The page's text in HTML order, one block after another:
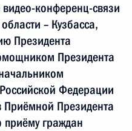
конференц-связи
– Кузбасса,
Президента
Президента
Федерации
Президента
граждан